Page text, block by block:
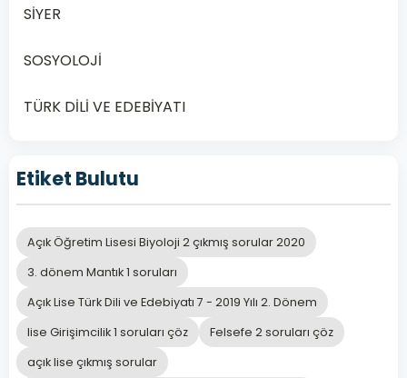
dili
ve
temel
birbirinden
ayrılır.
Aşağıdakilerden
hangisi
bu
parçadaki
altı
çizili
ifadeyle
SİYER
SOSYOLOJİ
TÜRK DİLİ VE EDEBİYATI
Etiket Bulutu
Açık Öğretim Lisesi Biyoloji 2 çıkmış sorular 2020
3. dönem Mantık 1 soruları
Açık Lise Türk Dili ve Edebiyatı 7 - 2019 Yılı 2. Dönem
lise Girişimcilik 1 soruları çöz
Felsefe 2 soruları çöz
açık lise çıkmış sorular